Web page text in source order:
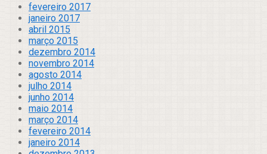
fevereiro 2017
janeiro 2017
abril 2015
março 2015
dezembro 2014
novembro 2014
agosto 2014
julho 2014
junho 2014
maio 2014
março 2014
fevereiro 2014
janeiro 2014